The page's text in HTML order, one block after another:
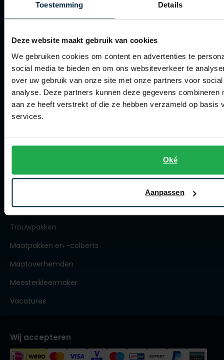
Toestemming Details
Deze website maakt gebruik van cookies
We gebruiken cookies om content en advertenties te
social media te bieden en om ons websiteverkeer te
over uw gebruik van onze site met onze partners voor
analyse. Deze partners kunnen deze gegevens combineren
aan ze heeft verstrekt of die ze hebben verzameld op basis
services.
Oké
Aanpassen
Roy Robson
Secrid
Slater
State of Art
Superdry
Thomas Maine
Tramarossa
Artikelonderhoud
Winkel
Winkel
Openingstijden
Contact winkel
Spierings Herenmode
Over Spierings
Lengtematen herenkleding
Trouwpakken
Maatpakken en -colberts
Maatoverhemden
Meesterkleermaker
Vacatures
Wij accepteren